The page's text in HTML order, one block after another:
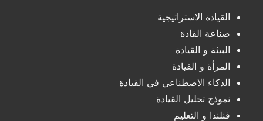
القيادة الاستراتيجية
صناعة القادة
البيئة و القيادة
المرأة و القيادة
الذكاء الاصطناعي في القيادة
نموذج تحليل القيادة
فنلندا و التعليم